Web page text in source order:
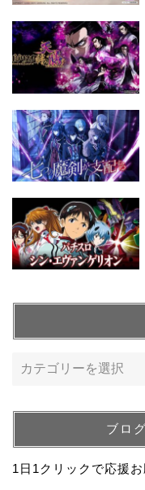
ブロ
1日1クリックで応援お